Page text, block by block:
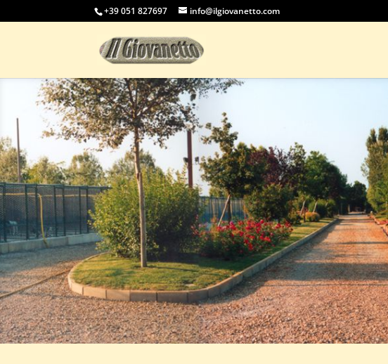
+39 051 827697 info@ilgiovanetto.com